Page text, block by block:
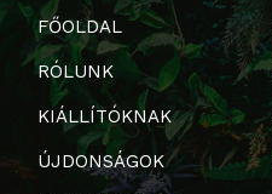
FŐOLDAL
RÓLUNK
KIÁLLÍTÓKNAK
ÚJDONSÁGOK